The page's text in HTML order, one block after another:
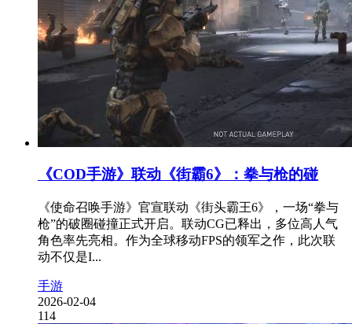
《COD手游》联动《街霸6》：拳与枪的碰
《使命召唤手游》官宣联动《街头霸王6》，一场“拳与
枪”的破圈碰撞正式开启。联动CG已释出，多位高人气
角色率先亮相。作为全球移动FPS的领军之作，此次联
动不仅是I...
手游
2026-02-04
114